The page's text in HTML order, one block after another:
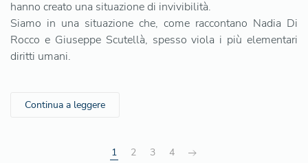
hanno creato una situazione di invivibilità.
Siamo in una situazione che, come raccontano Nadia Di
Rocco e Giuseppe Scutellà, spesso viola i più elementari
diritti umani.
Continua a leggere
1 2 3 4